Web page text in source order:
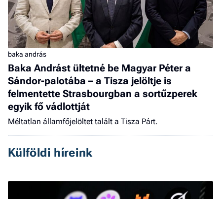
baka andrás
Baka Andrást ültetné be Magyar Péter a
Sándor-palotába – a Tisza jelöltje is
felmentette Strasbourgban a sortűzperek
egyik fő vádlottját
Méltatlan államfőjelöltet talált a Tisza Párt.
Külföldi híreink